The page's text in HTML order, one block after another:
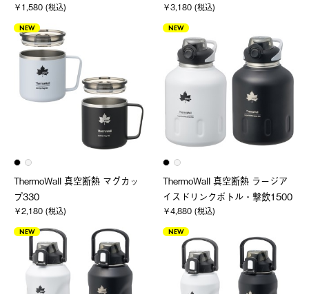
￥1,580 (税込) ￥3,180 (税込)
NEW
ThermoWall 真空断熱 マグカッ
プ330
￥2,180 (税込)
NEW
ThermoWall 真空断熱 ラージア
イスドリンクボトル・撃飲1500
￥4,880 (税込)
NEW NEW